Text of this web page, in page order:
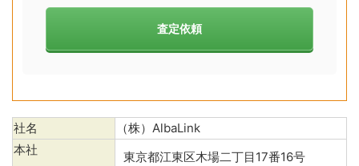
査定依頼
社名
（株）AlbaLink
本社
東京都江東区木場二丁目17番16号